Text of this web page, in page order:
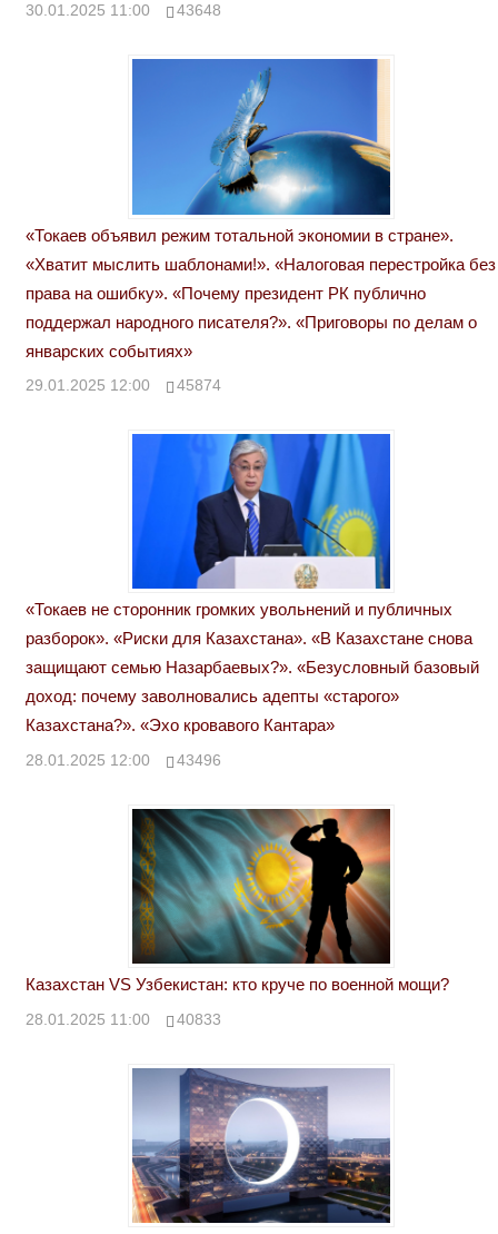
30.01.2025 11:00 43648
«Токаев объявил режим тотальной экономии в стране».
«Хватит мыслить шаблонами!». «Налоговая перестройка без
права на ошибку». «Почему президент РК публично
поддержал народного писателя?». «Приговоры по делам о
январских событиях»
29.01.2025 12:00 45874
«Токаев не сторонник громких увольнений и публичных
разборок». «Риски для Казахстана». «В Казахстане снова
защищают семью Назарбаевых?». «Безусловный базовый
доход: почему заволновались адепты «старого»
Казахстана?». «Эхо кровавого Кантара»
28.01.2025 12:00 43496
Казахстан VS Узбекистан: кто круче по военной мощи?
28.01.2025 11:00 40833